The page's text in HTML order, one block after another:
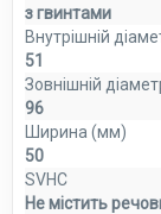
з гвинтами
Внутрішній
51
Зовнішній
96
Ширина (мм)
50
SVHC
Не містить